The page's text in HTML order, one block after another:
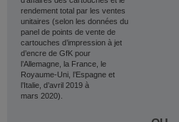
rendement total par les ventes
unitaires (selon les données du
panel de points de vente de
cartouches d’impression à jet
d’encre de GfK pour
l’Allemagne, la France, le
Royaume-Uni, l’Espagne et
l’Italie, d’avril 2019 à
mars 2020).